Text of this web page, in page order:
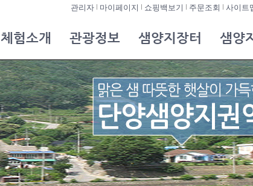
관리자 마이페이지 쇼핑백보기 주문조회 사이트
체험소개 관광정보 샘양지장터 샘양